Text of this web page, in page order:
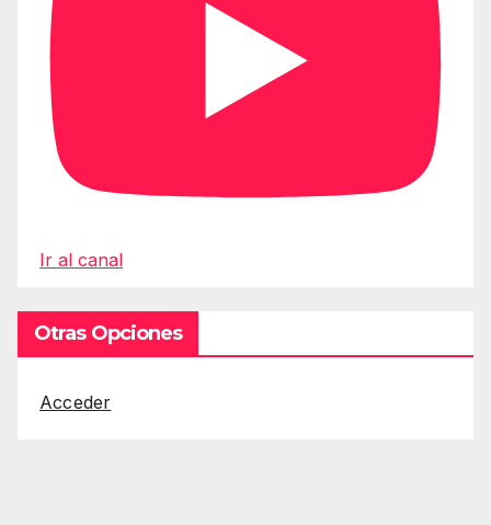
Ir al canal
Otras Opciones
Acceder